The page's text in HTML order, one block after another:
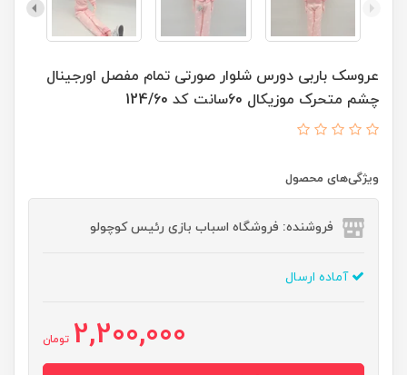
عروسک باربی دورس شلوار صورتی تمام مفصل اورجینال
چشم متحرک موزیکال 60سانت کد 124/60
ویژگی‌های محصول
فروشنده: فروشگاه اسباب بازی رئیس کوچولو
آماده ارسال
2,200,000 تومان